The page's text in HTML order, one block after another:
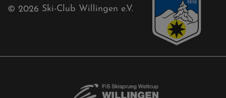
Kontaktformular